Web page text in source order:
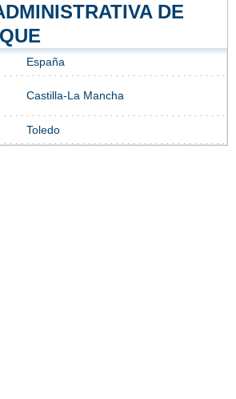
DE
España
Castilla-La Mancha
Toledo